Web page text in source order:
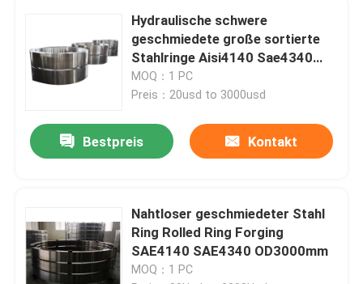
Hydraulische schwere
geschmiedete große sortierte
Stahlringe Aisi4140 Sae4340
Presse-ISO9001
MOQ：1 PC
Preis：20usd to 3000usd
Bestpreis Kontakt
Nahtloser geschmiedeter Stahl
Ring Rolled Ring Forging
SAE4140 SAE4340 OD3000mm
MOQ：1 PC